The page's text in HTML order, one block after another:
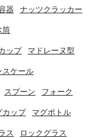
器 ナッツクラッカー
筒
ップ マドレーヌ型
スケール
スプーン フォーク
カップ マグボトル
ス ロックグラス